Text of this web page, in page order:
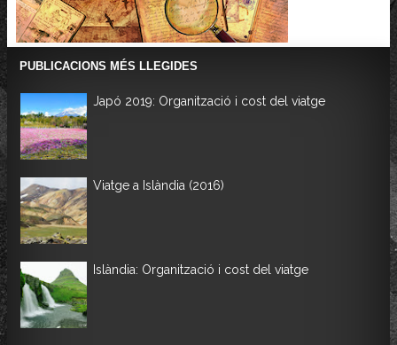
PUBLICACIONS MÉS LLEGIDES
Japó 2019: Organització i cost del viatge
Viatge a Islàndia (2016)
Islàndia: Organització i cost del viatge